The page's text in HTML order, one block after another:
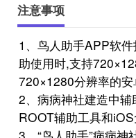
注意事项
1、鸟人助手APP软
助使用时,支持
720×1280分辨率的安
2、病病神社建造中
ROOT辅助工具和iOS